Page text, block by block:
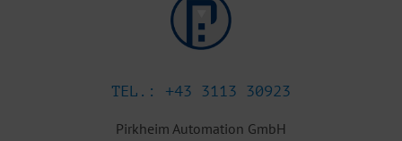
TEL.: +43 3113 30923
Pirkheim Automation GmbH